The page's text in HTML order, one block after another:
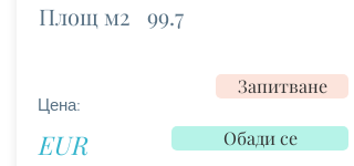
Площ м2 99.7
Цена:
EUR
Запитване
Обади се